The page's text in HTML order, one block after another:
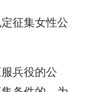
征集女性公
兵役的公